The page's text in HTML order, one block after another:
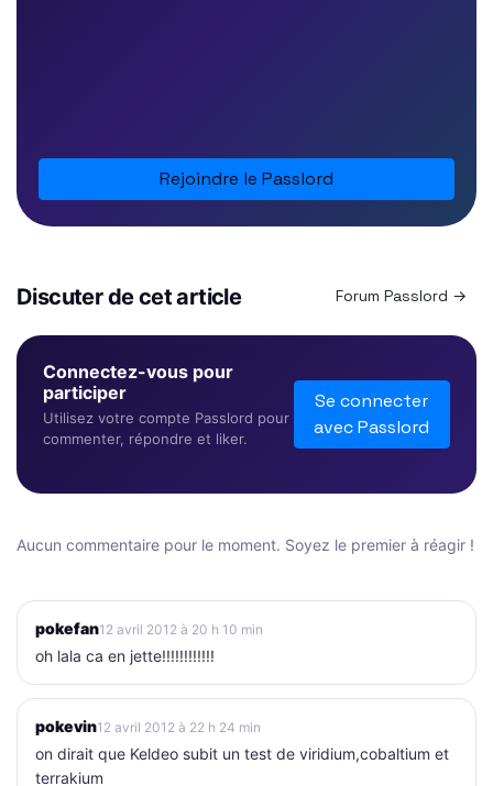
Rejoindre le Passlord
Discuter de cet article Forum Passlord →
Connectez-vous pour
participer
Utilisez votre compte Passlord pour
commenter, répondre et liker.
Se connecter
avec Passlord
Aucun commentaire pour le moment. Soyez le premier à réagir !
pokefan12 avril 2012 à 20 h 10 min
oh lala ca en jette!!!!!!!!!!!!
pokevin12 avril 2012 à 22 h 24 min
on dirait que Keldeo subit un test de viridium,cobaltium et
terrakium